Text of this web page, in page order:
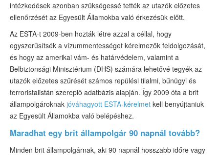
intézkedések azonban szükségessé tették az utazók előzetes
ellenőrzését az Egyesült Államokba való érkezésük előtt.
Az ESTA-t 2009-ben hozták létre azzal a céllal, hogy
egyszerűsítsék a vízummentességet kérelmezők feldolgozását,
és hogy az amerikai vám- és határvédelem, valamint a
Belbiztonsági Minisztérium (DHS) számára lehetővé tegyék az
utazók előzetes szűrését számos repülési tilalmi, bűnügyi és
terroristalistán szereplő adatbázis alapján. Így 2009 óta a brit
állampolgároknak jóváhagyott ESTA-kérelmet kell benyújtaniuk
az Egyesült Államokba való belépéshez.
Maradhat egy brit állampolgár 90 napnál tovább?
Minden brit állampolgárnak, aki 90 napnál hosszabb időre vagy